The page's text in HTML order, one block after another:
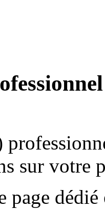
sur votre
page